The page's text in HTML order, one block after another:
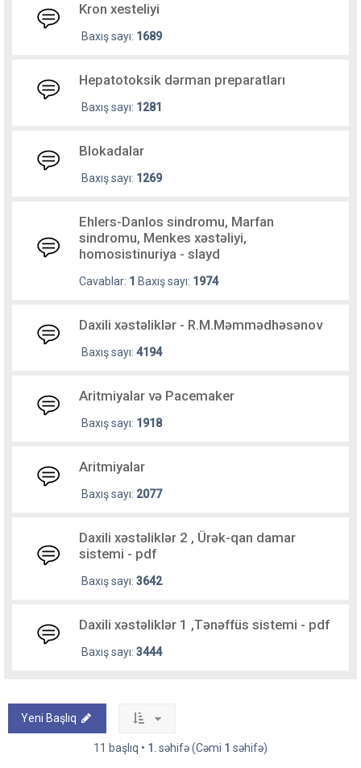
Kron xesteliyi
Baxış sayı: 1689
Hepatotoksik dərman preparatları
Baxış sayı: 1281
Blokadalar
Baxış sayı: 1269
Ehlers-Danlos sindromu, Marfan
sindromu, Menkes xəstəliyi,
homosistinuriya - slayd
Cavablar: 1 Baxış sayı: 1974
Daxili xəstəliklər - R.M.Məmmədhəsənov
Baxış sayı: 4194
Aritmiyalar və Pacemaker
Baxış sayı: 1918
Aritmiyalar
Baxış sayı: 2077
Daxili xəstəliklər 2 , Ürək-qan damar
sistemi - pdf
Baxış sayı: 3642
Daxili xəstəliklər 1 ,Tənəffüs sistemi - pdf
Baxış sayı: 3444
Yeni Başlıq
11 başlıq • 1 . səhifə (Cəmi 1 səhifə)